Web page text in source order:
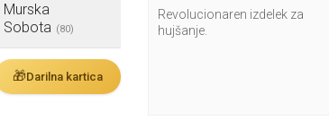
Murska
Sobota (80)
🎁Darilna kartica
Revolucionaren izdelek za
hujšanje.